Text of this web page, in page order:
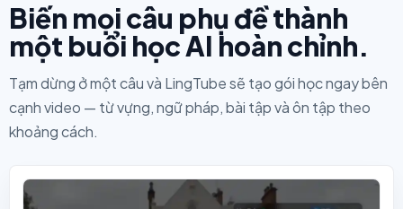
Biến mọi câu phụ đề thành
một buổi học AI hoàn chỉnh.
Tạm dừng ở một câu và LingTube sẽ tạo gói học ngay bên
cạnh video — từ vựng, ngữ pháp, bài tập và ôn tập theo
khoảng cách.